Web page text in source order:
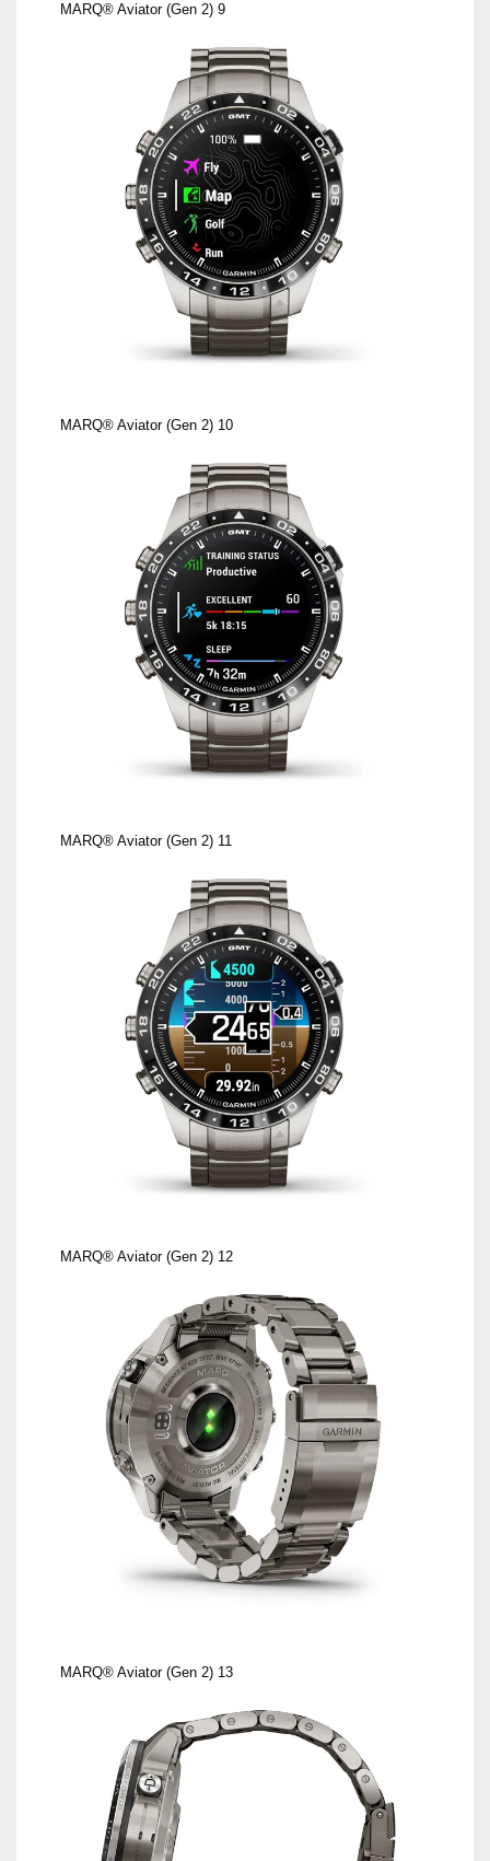
MARQ® Aviator (Gen 2) 9
MARQ® Aviator (Gen 2) 10
MARQ® Aviator (Gen 2) 11
MARQ® Aviator (Gen 2) 12
MARQ® Aviator (Gen 2) 13